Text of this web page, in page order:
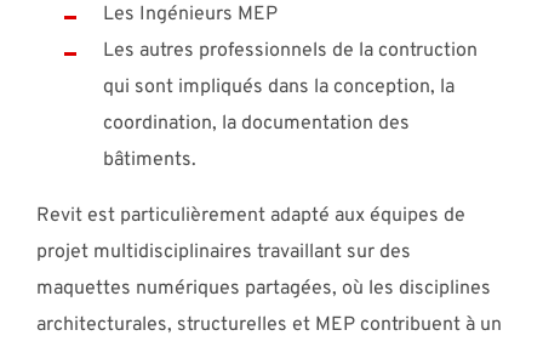
Les Ingénieurs MEP
Les autres professionnels de la contruction
qui sont impliqués dans la conception, la
coordination, la documentation des
bâtiments.
Revit est particulièrement adapté aux équipes de
projet multidisciplinaires travaillant sur des
maquettes numériques partagées, où les disciplines
architecturales, structurelles et MEP contribuent à un